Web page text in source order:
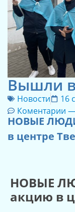
Вышли
Новости
16
Коментарии
НОВЫЕ
в центре
НОВЫЕ
акцию в